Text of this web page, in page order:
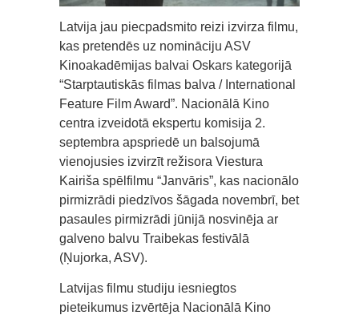
Latvija jau piecpadsmito reizi izvirza filmu,
kas pretendēs uz nomināciju ASV
Kinoakadēmijas balvai Oskars kategorijā
“Starptautiskās filmas balva / International
Feature Film Award”. Nacionālā Kino
centra izveidotā ekspertu komisija 2.
septembra apspriedē un balsojumā
vienojusies izvirzīt režisora Viestura
Kairiša spēlfilmu “Janvāris”, kas nacionālo
pirmizrādi piedzīvos šāgada novembrī, bet
pasaules pirmizrādi jūnijā nosvinēja ar
galveno balvu Traibekas festivālā
(Ņujorka, ASV).
Latvijas filmu studiju iesniegtos
pieteikumus izvērtēja Nacionālā Kino